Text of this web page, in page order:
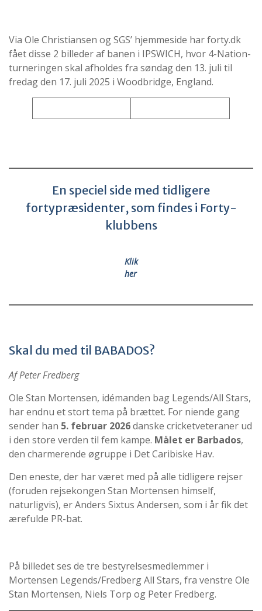
Via Ole Christiansen og SGS’ hjemmeside har forty.dk
fået disse 2 billeder af banen i IPSWICH, hvor 4-Nation-
turneringen skal afholdes fra søndag den 13. juli til
fredag ​​den 17. juli 2025 i Woodbridge, England.
En speciel side med tidligere
fortypræsidenter, som findes i Forty-
klubbens
Klik
her
Skal du med til BABADOS?
Af Peter Fredberg
Ole Stan Mortensen, idémanden bag Legends/All Stars,
har endnu et stort tema på brættet. For niende gang
sender han 5. februar 2026danske cricketveteraner ud
i den store verden til fem kampe. Målet er Barbados,
den charmerende øgruppe i Det Caribiske Hav.
Den eneste, der har været med på alle tidligere rejser
(foruden rejsekongen Stan Mortensen himself,
naturligvis), er Anders Sixtus Andersen, som i år fik det
ærefulde PR-bat.
På billedet ses de tre bestyrelsesmedlemmer i
Mortensen Legends/Fredberg All Stars, fra venstre Ole
Stan Mortensen, Niels Torp og Peter Fredberg.